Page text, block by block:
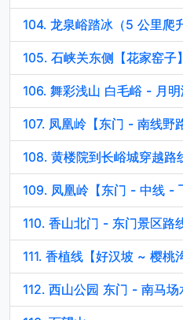
104. 龙泉峪踏冰（5 公里爬
106. 舞彩浅山 白毛峪 - 月
108. 黄楼院到长峪城穿越路
110. 香山北门 - 东门景区路